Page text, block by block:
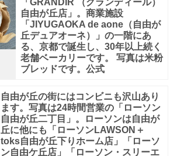
「GRANDIR （グランディール）
自由が丘店」。商業施設
「JIYUGAOKA de aone（自由が
丘デュアオーネ）」の一階にあ
る、京都で誕生し、30年以上続く
老舗ベーカリーです。 写真は米粉
ブレッドです。公式
自由が丘の街にはコンビニも沢山あり
ます。写真は24時間営業の「ローソン
自由が丘二丁目」。ローソンは自由が
丘に他にも「ローソンLAWSON＋
toks自由が丘下りホーム店」「ローソ
ン自由ケ丘店」「ローソン・スリーエ